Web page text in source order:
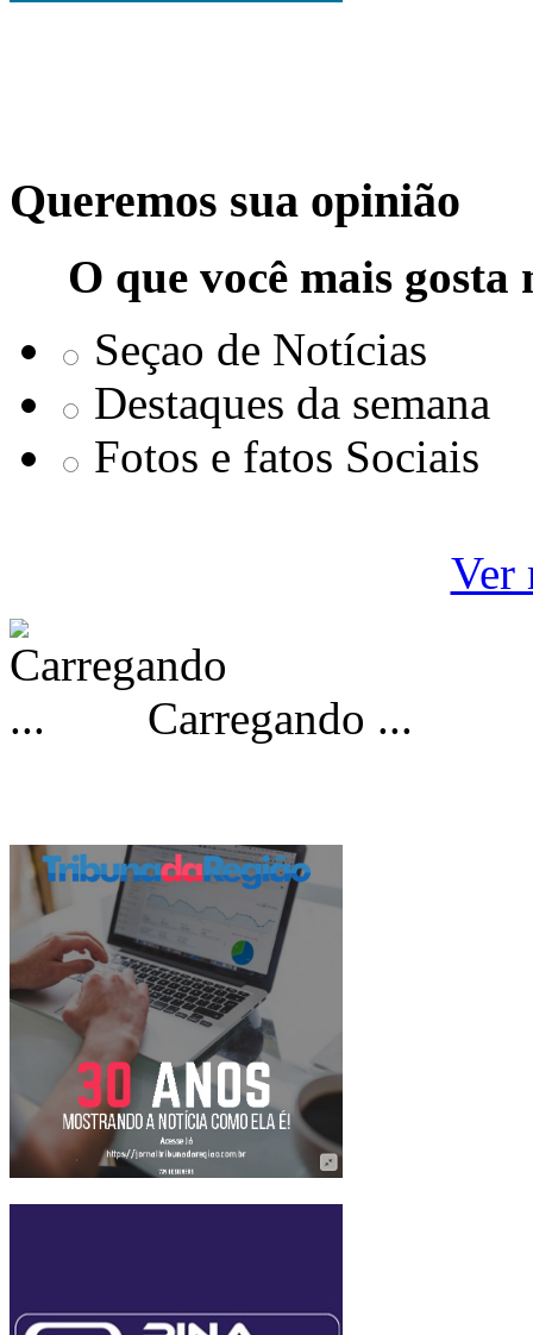
Queremos sua opinião
O que você mais
Seçao de Notícias
Destaques da semana
Fotos e fatos Sociais
Ver
Carregando ...